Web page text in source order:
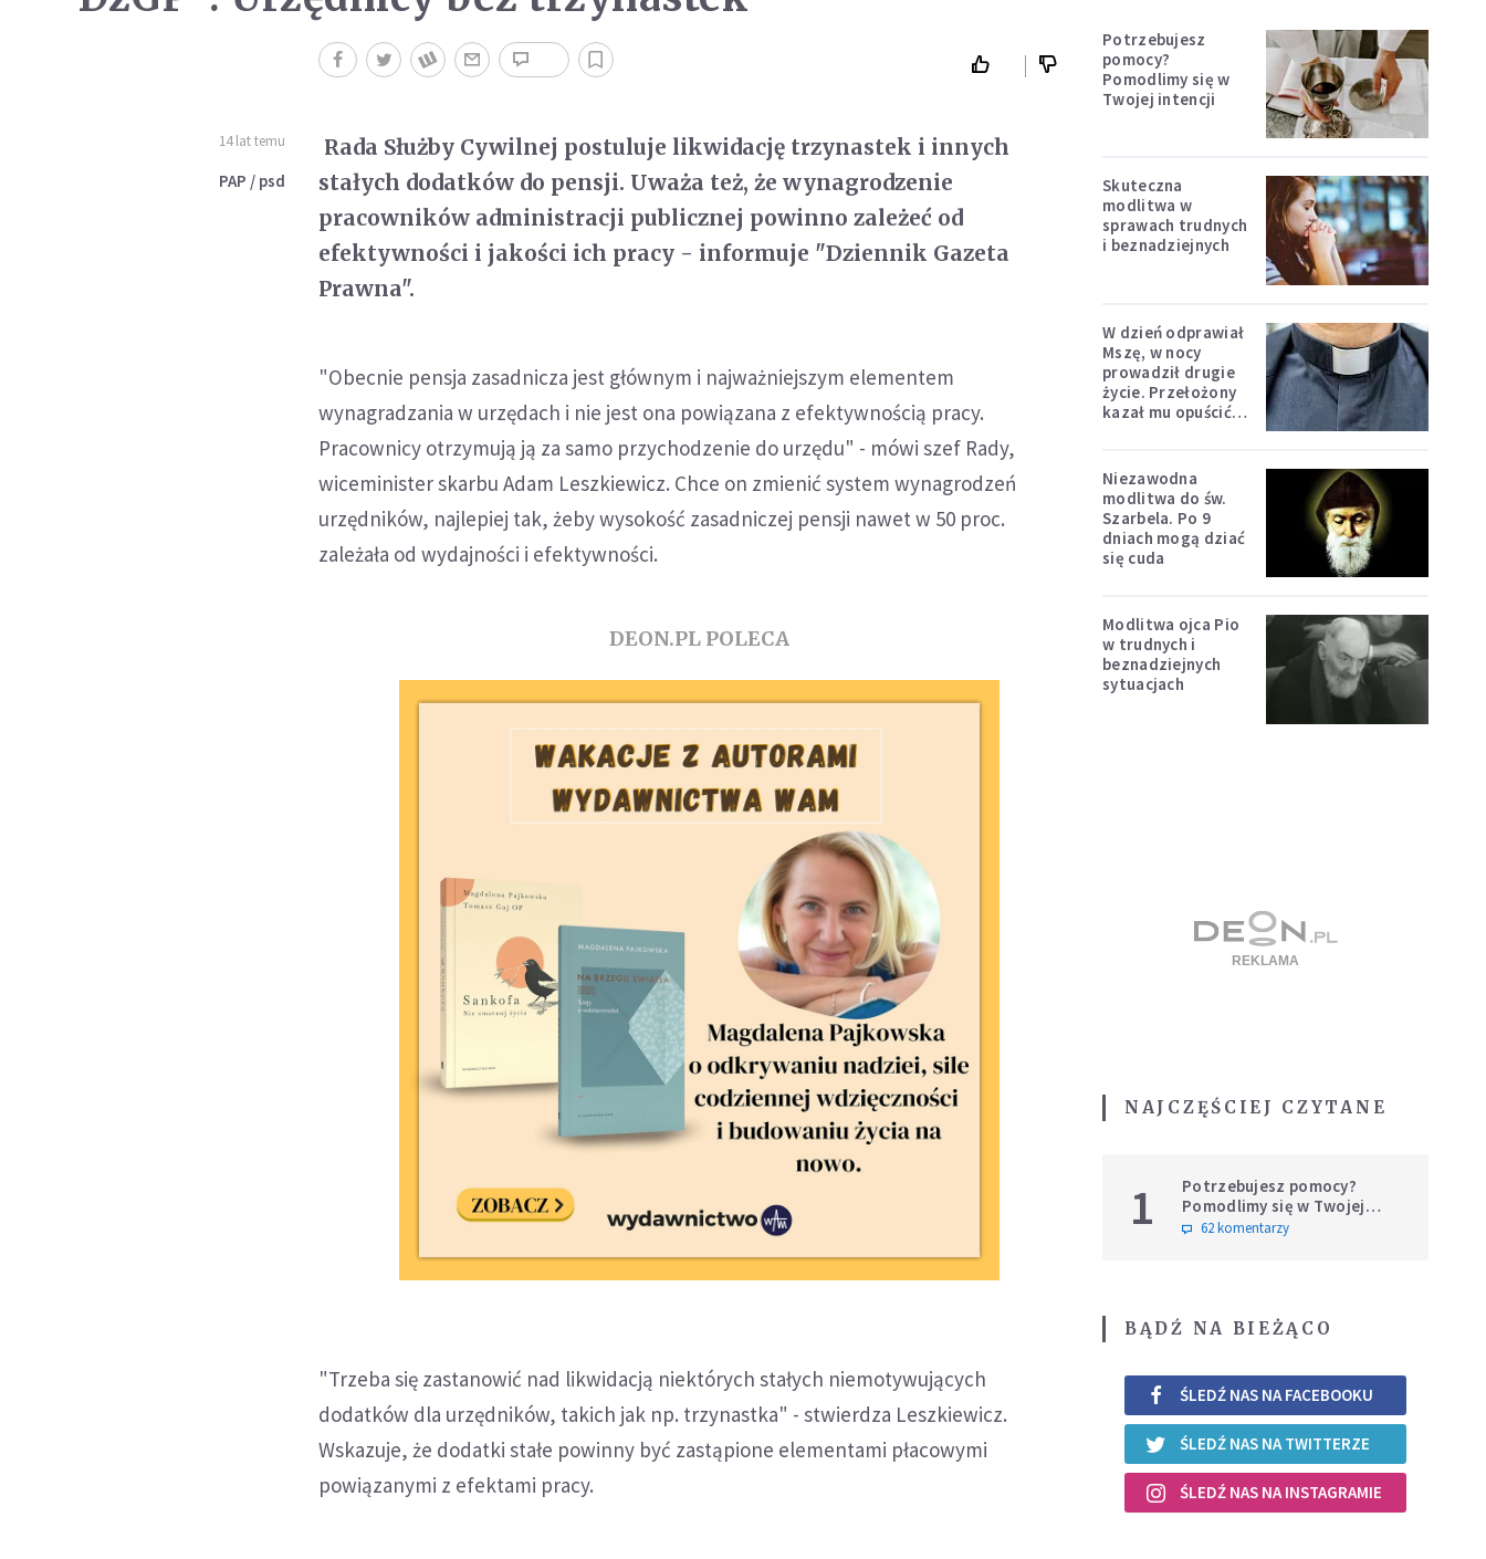
14 lat temu
PAP / psd
Rada Służby Cywilnej postuluje likwidację trzynastek i innych
stałych dodatków do pensji. Uważa też, że wynagrodzenie
pracowników administracji publicznej powinno zależeć od
efektywności i jakości ich pracy - informuje "Dziennik Gazeta
Prawna".
"Obecnie pensja zasadnicza jest głównym i najważniejszym elementem
wynagradzania w urzędach i nie jest ona powiązana z efektywnością pracy.
Pracownicy otrzymują ją za samo przychodzenie do urzędu" - mówi szef Rady,
wiceminister skarbu Adam Leszkiewicz. Chce on zmienić system wynagrodzeń
urzędników, najlepiej tak, żeby wysokość zasadniczej pensji nawet w 50 proc.
zależała od wydajności i efektywności.
DEON.PL POLECA
"Trzeba się zastanowić nad likwidacją niektórych stałych niemotywujących
dodatków dla urzędników, takich jak np. trzynastka" - stwierdza Leszkiewicz.
Wskazuje, że dodatki stałe powinny być zastąpione elementami płacowymi
powiązanymi z efektami pracy.
Potrzebujesz
pomocy?
Pomodlimy się w
Twojej intencji
Skuteczna
modlitwa w
sprawach trudnych
i beznadziejnych
W dzień odprawiał
Mszę, w nocy
prowadził drugie
życie. Przełożony
kazał mu opuścić
Niezawodna
modlitwa do św.
Szarbela. Po 9
dniach mogą dziać
się cuda
Modlitwa ojca Pio
w trudnych i
beznadziejnych
sytuacjach
NAJCZĘŚCIEJ CZYTANE
1
Potrzebujesz pomocy?
Pomodlimy się w Twojej
intencji
62 komentarzy
BĄDŹ NA BIEŻĄCO
ŚLEDŹ NAS NA FACEBOOKU
ŚLEDŹ NAS NA TWITTERZE
ŚLEDŹ NAS NA INSTAGRAMIE